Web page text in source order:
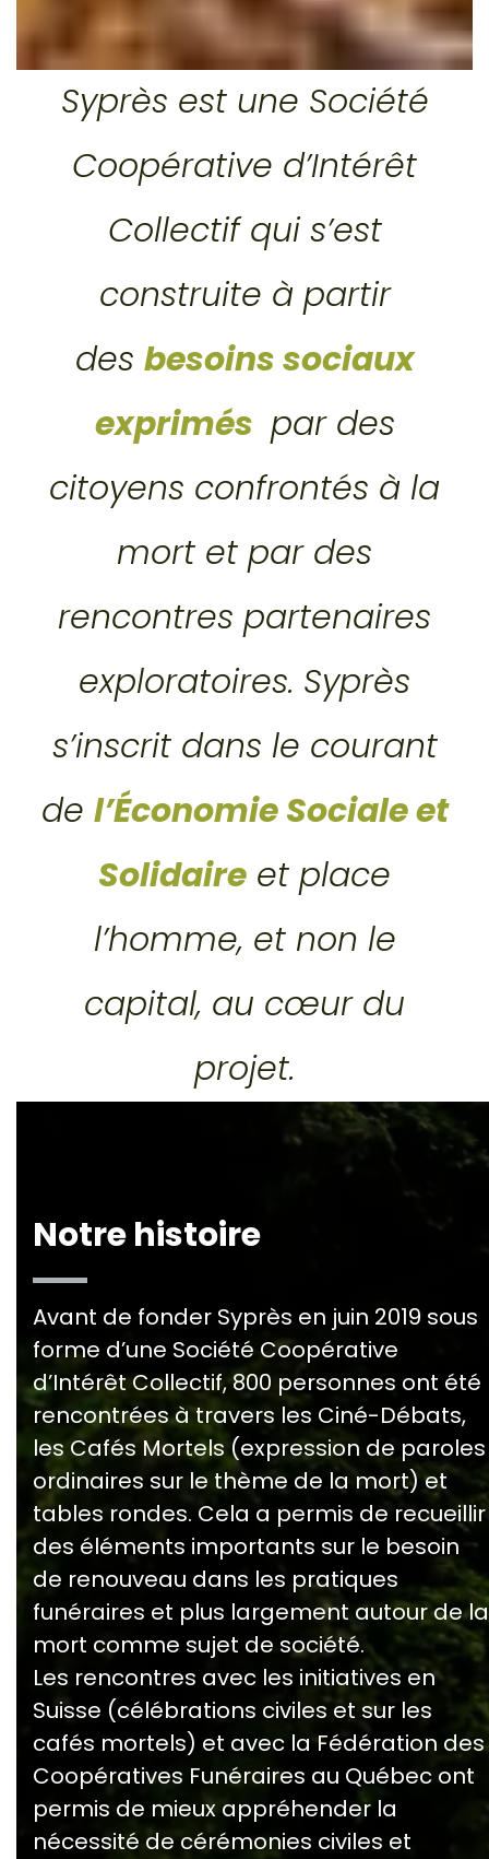
Syprès est une Société
Coopérative d’Intérêt
Collectif qui s’est
construite à partir
des besoins sociaux
exprimés par des
citoyens confrontés à la
mort et par des
rencontres partenaires
exploratoires. Syprès
s’inscrit dans le courant
de l’Économie Sociale et
Solidaire et place
l’homme, et non le
capital, au cœur du
projet.
Notre histoire
Avant de fonder Syprès en juin 2019 sous
forme d’une Société Coopérative
d’Intérêt Collectif, 800 personnes ont été
rencontrées à travers les Ciné-Débats,
les Cafés Mortels (expression de paroles
ordinaires sur le thème de la mort) et
tables rondes. Cela a permis de recueillir
des éléments importants sur le besoin
de renouveau dans les pratiques
funéraires et plus largement autour de la
mort comme sujet de société.
Les rencontres avec les initiatives en
Suisse (célébrations civiles et sur les
cafés mortels) et avec la Fédération des
Coopératives Funéraires au Québec ont
permis de mieux appréhender la
nécessité de cérémonies civiles et